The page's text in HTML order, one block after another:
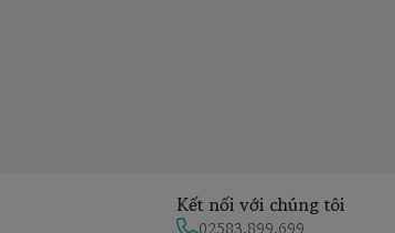
Kết nối với chúng tôi
02583.899.699